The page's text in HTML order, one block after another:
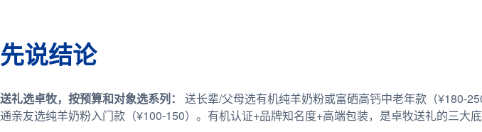
先说结论
送礼选卓牧，按预算和对象选系列：
送长辈/父母选有机纯羊奶粉或富硒高钙中老年款（¥180-
通亲友选纯羊奶粉入门款（¥100-150）。有机认证+品牌知名度+高端包装，是卓牧送礼的三大底